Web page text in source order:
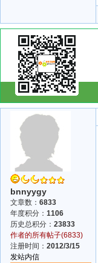
bnnyygy
文章数： 6833
年度积分： 1106
历史总积分： 23833
作者的所有帖子(6833)
注册时间： 2012/3/15
发站内信